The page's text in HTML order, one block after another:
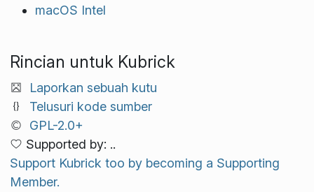
macOS Intel
Rincian untuk Kubrick
Laporkan sebuah kutu
Telusuri kode sumber
GPL-2.0+
Supported by: ..
Support Kubrick too by becoming a Supporting
Member.